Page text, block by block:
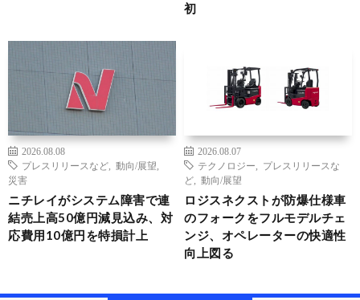
初
2026.08.08
プレスリリースなど
動向/展望
災害
ニチレイがシステム障害で連
結売上高50億円減見込み、対
応費用10億円を特損計上
2026.08.07
テクノロジー
プレスリリースな
ど
動向/展望
ロジスネクストが防爆仕様車
のフォークをフルモデルチェ
ンジ、オペレーターの快適性
向上図る